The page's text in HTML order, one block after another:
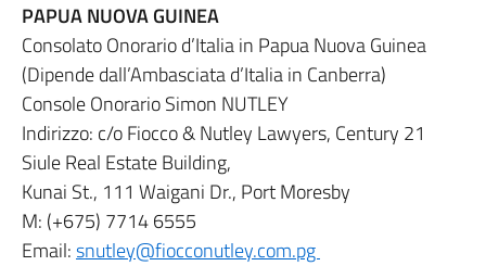
PAPUA NUOVA GUINEA
Consolato Onorario d’Italia in Papua Nuova Guinea
(Dipende dall’Ambasciata d’Italia in Canberra)
Console Onorario Simon NUTLEY
Indirizzo: c/o Fiocco & Nutley Lawyers, Century 21
Siule Real Estate Building,
Kunai St., 111 Waigani Dr., Port Moresby
M: (+675) 7714 6555
Email:snutley@fiocconutley.com.pg